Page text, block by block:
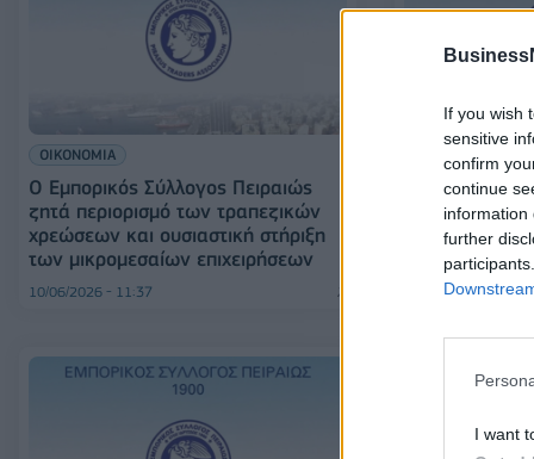
If you wish
sensitive
confirm
continue
information
further
I want
ΟΙΚΟΝΟΜΙΑ
Ο Εμπορικός Σύλλογος Πειραιώς
ζητά περιορισμό των τραπεζικών
χρεώσεων και ουσιαστική στήριξη
των μικρομεσαίων επιχειρήσεων
10/06/2026 - 11:37
ΟΙΚΟΝΟΜΙΑ
Ο Εμπορικός
κατέθεσε
διαβούλευση
οφειλών
09/06/2026 - 10:42